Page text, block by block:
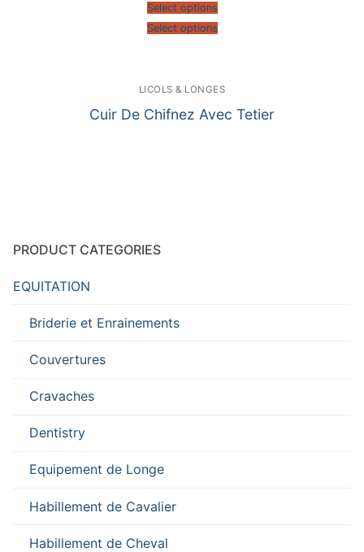
Select options
Select options
LICOLS & LONGES
Cuir De Chifnez Avec Tetier
PRODUCT CATEGORIES
EQUITATION
Briderie et Enrainements
Couvertures
Cravaches
Dentistry
Equipement de Longe
Habillement de Cavalier
Habillement de Cheval